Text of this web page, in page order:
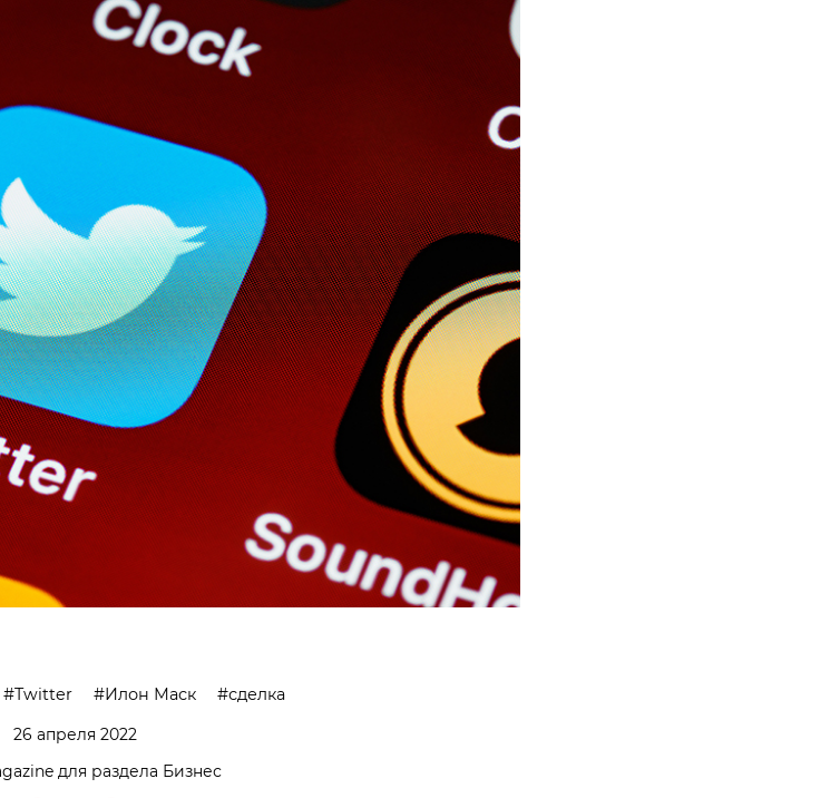
Twitter Илон Маск
сделка
26 апреля 2022
для раздела Бизнес